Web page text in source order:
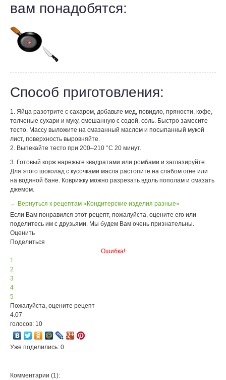
вам понадобятся:
Способ приготовления:
1. Яйца разотрите с сахаром, добавьте мед, повидло, пряности, кофе,
толченые сухари и муку, смешанную с содой, соль. Быстро замесите
тесто. Массу выложите на смазанный маслом и посыпанный мукой
лист, поверхность выровняйте.
2. Выпекайте тесто при 200–210 °С 20 минут.
3. Готовый корж нарежьте квадратами или ромбами и заглазируйте.
Для этого шоколад с кусочками масла растопите на слабом огне или
на водяной бане. Коврижку можно разрезать вдоль пополам и смазать
джемом.
← Вернуться к рецептам «Кондитерские изделия разные»
Если Вам понравился этот рецепт, пожалуйста, оцените его или
поделитесь им с друзьями. Мы будем Вам очень признательны.
Оценить
Поделиться
Ошибка!
1
2
3
4
5
Пожалуйста, оцените рецепт
4.07
голосов: 10
Уже поделились: 0
Комментарии (1):